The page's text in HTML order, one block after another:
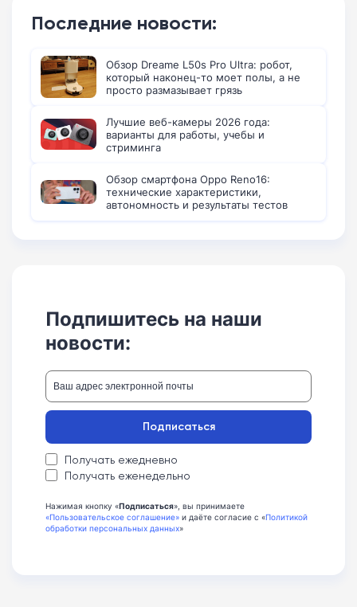
Последние новости:
Обзор Dreame L50s Pro Ultra: робот,
который наконец-то моет полы, а не
просто размазывает грязь
Лучшие веб-камеры 2026 года:
варианты для работы, учебы и
стриминга
Обзор смартфона Oppo Reno16:
технические характеристики,
автономность и результаты тестов
Подпишитесь на наши
новости:
Получать ежедневно
Получать еженедельно
Подписаться
Нажимая кнопку «Подписаться», вы принимаете
«Пользовательское соглашение» и даёте согласие с «Политикой
обработки персональных данных»